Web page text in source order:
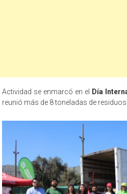
Actividad se enmarcó en el Día
reunió más de 8 toneladas de